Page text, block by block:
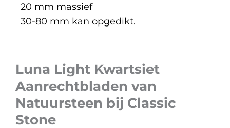
20 mm massief
30-80 mm kan opgedikt.
Luna Light Kwartsiet
Aanrechtbladen van
Natuursteen bij Classic
Stone